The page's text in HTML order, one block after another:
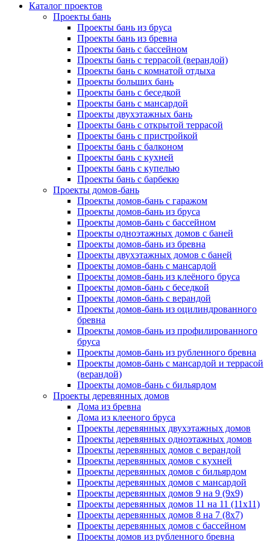
Каталог проектов
Проекты бань
Проекты бань из бруса
Проекты бань из бревна
Проекты бань с бассейном
Проекты бань с террасой (верандой)
Проекты бань с комнатой отдыха
Проекты больших бань
Проекты бань с беседкой
Проекты бань с мансардой
Проекты двухэтажных бань
Проекты бань с открытой террасой
Проекты бань с пристройкой
Проекты бань с балконом
Проекты бань с кухней
Проекты бань с купелью
Проекты бань с барбекю
Проекты домов-бань
Проекты домов-бань с гаражом
Проекты домов-бань из бруса
Проекты домов-бань с бассейном
Проекты одноэтажных домов с баней
Проекты домов-бань из бревна
Проекты двухэтажных домов с баней
Проекты домов-бань с мансардой
Проекты домов-бань из клеёного бруса
Проекты домов-бань с беседкой
Проекты домов-бань с верандой
Проекты домов-бань из оцилиндрованного
бревна
Проекты домов-бань из профилированного
бруса
Проекты домов-бань из рубленного бревна
Проекты домов-бань с мансардой и террасой
(верандой)
Проекты домов-бань с бильярдом
Проекты деревянных домов
Дома из бревна
Дома из клееного бруса
Проекты деревянных двухэтажных домов
Проекты деревянных одноэтажных домов
Проекты деревянных домов с верандой
Проекты деревянных домов с кухней
Проекты деревянных домов с бильярдом
Проекты деревянных домов с мансардой
Проекты деревянных домов 9 на 9 (9x9)
Проекты деревянных домов 11 на 11 (11x11)
Проекты деревянных домов 8 на 7 (8x7)
Проекты деревянных домов с бассейном
Проекты домов из рубленного бревна